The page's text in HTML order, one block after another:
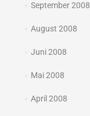
September 2008
August 2008
Juni 2008
Mai 2008
April 2008